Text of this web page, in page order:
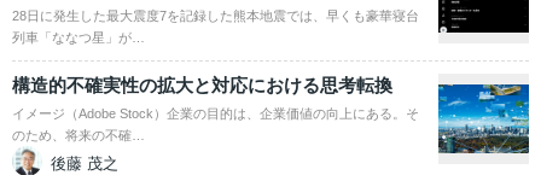
28日に発生した最大震度7を記録した熊本地震では、早くも豪華寝台
列車「ななつ星」が…
構造的不確実性の拡大と対応における思考転換
イメージ（Adobe Stock）企業の目的は、企業価値の向上にある。そ
のため、将来の不確…
後藤 茂之